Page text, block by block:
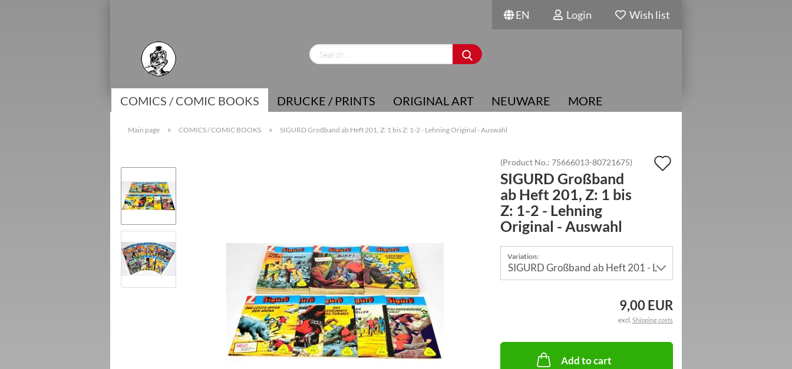
EN
Change language
Login
Create a new account
Wish list
COMICS / COMIC BOOKS DRUCKE / PRINTS ORIGINAL ART NEUWARE MORE
Main page » COMICS / COMIC BOOKS » SIGURD Großband ab Heft 201, Z: 1 bis Z: 1-2 - Lehning Original - Auswahl
(Product No.: 75666013-80721675)
SIGURD Großband
ab Heft 201, Z: 1 bis
Z: 1-2 - Lehning
Original - Auswahl
Variation:
9,00 EUR
excl. Shipping costs
Add to cart